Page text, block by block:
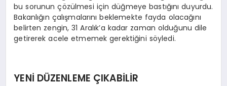
bu sorunun çözülmesi için düğmeye bastığını duyurdu.
Bakanlığın çalışmalarını beklemekte fayda olacağını
belirten zengin, 31 Aralık’a kadar zaman olduğunu dile
getirerek acele etmemek gerektiğini söyledi.
YENİ DÜZENLEME ÇIKABİLİR